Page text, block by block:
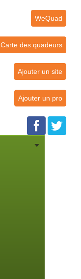
WeQuad
Carte des quadeurs
Ajouter un site
Ajouter un pro